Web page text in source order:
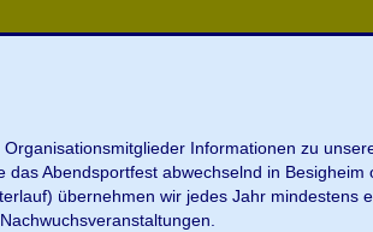
Informationen zu
Abendsportfest abwechselnd in
übernehmen wir jedes Jahr mindestens